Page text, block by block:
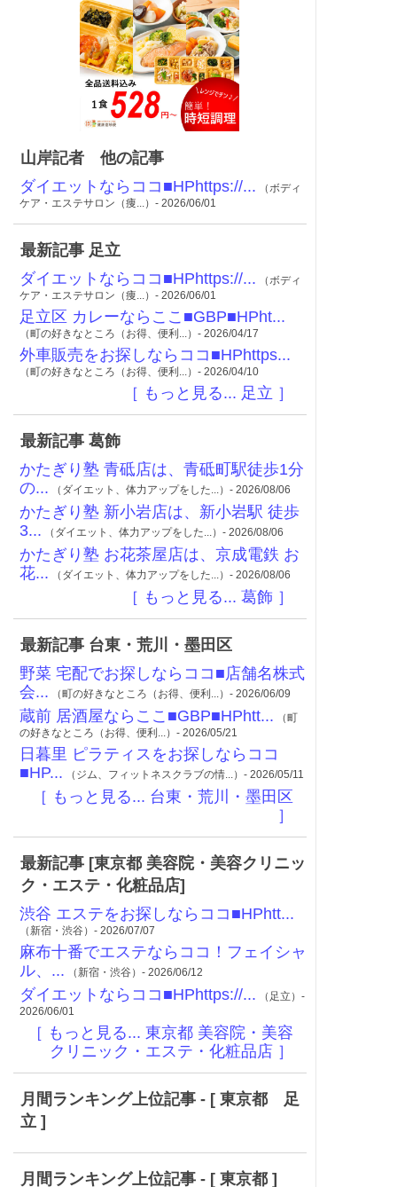
山岸記者 他の記事
ダイエットならココ■HPhttps://... （ボディ
ケア・エステサロン（痩...）- 2026/06/01
最新記事 足立
ダイエットならココ■HPhttps://... （ボディ
ケア・エステサロン（痩...）- 2026/06/01
足立区 カレーならここ■GBP■HPht...
（町の好きなところ（お得、便利...）- 2026/04/17
外車販売をお探しならココ■HPhttps...
（町の好きなところ（お得、便利...）- 2026/04/10
［ もっと見る... 足立 ］
最新記事 葛飾
かたぎり塾 青砥店は、青砥町駅徒歩1分
の... （ダイエット、体力アップをした...）- 2026/08/06
かたぎり塾 新小岩店は、新小岩駅 徒歩
3... （ダイエット、体力アップをした...）- 2026/08/06
かたぎり塾 お花茶屋店は、京成電鉄 お
花... （ダイエット、体力アップをした...）- 2026/08/06
［ もっと見る... 葛飾 ］
最新記事 台東・荒川・墨田区
野菜 宅配でお探しならココ■店舗名株式
会... （町の好きなところ（お得、便利...）- 2026/06/09
蔵前 居酒屋ならここ■GBP■HPhtt... （町
の好きなところ（お得、便利...）- 2026/05/21
日暮里 ピラティスをお探しならココ
■HP... （ジム、フィットネスクラブの情...）- 2026/05/11
［ もっと見る... 台東・荒川・墨田区
］
最新記事 [東京都 美容院・美容クリニッ
ク・エステ・化粧品店]
渋谷 エステをお探しならココ■HPhtt...
（新宿・渋谷）- 2026/07/07
麻布十番でエステならココ！フェイシャ
ル、... （新宿・渋谷）- 2026/06/12
ダイエットならココ■HPhttps://... （足立）-
2026/06/01
［ もっと見る... 東京都 美容院・美容
クリニック・エステ・化粧品店 ］
月間ランキング上位記事 - [ 東京都 足
立 ]
月間ランキング上位記事 - [ 東京都 ]